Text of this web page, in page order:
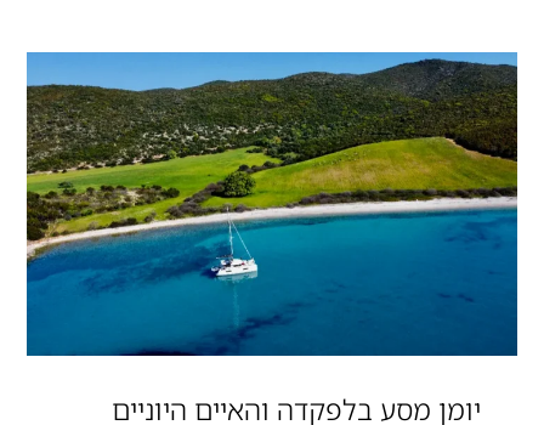
יומן מסע בלפקדה והאיים היוניים